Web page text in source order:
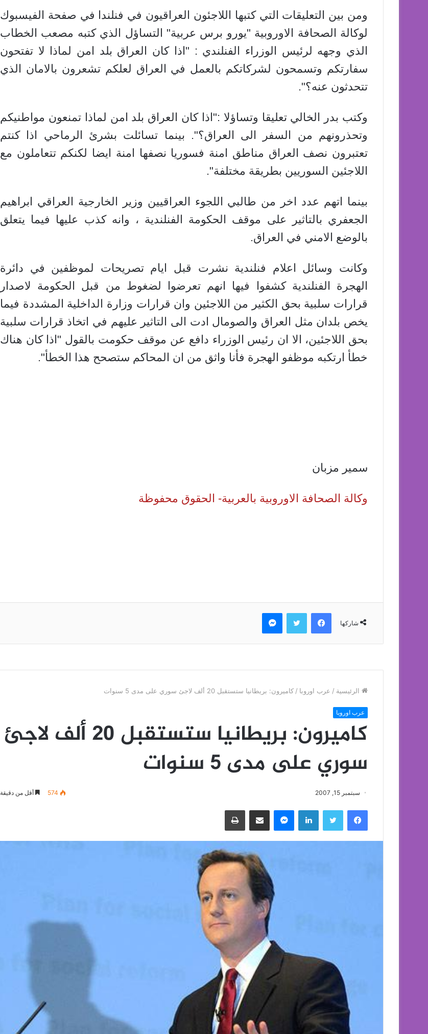
ومن بين التعليقات التي كتبها اللاجئون العراقيون في فنلندا في صفحة الفيسبوك
لوكالة الصحافة الاوروبية "يورو برس عربية" التساؤل الذي كتبه مصعب الخطاب
الذي وجهه لرئيس الوزراء الفنلندي : "اذا كان العراق بلد امن لماذا لا تفتحون
سفارتكم وتسمحون لشركاتكم بالعمل في العراق لعلكم تشعرون بالامان الذي
تتحدثون عنه؟".
وكتب بدر الخالي تعليقا وتساؤلا :"اذا كان العراق بلد امن لماذا تمنعون مواطنيكم
وتحذرونهم من السفر الى العراق؟". بينما تسائلت بشرئ الرماحي اذا كنتم
تعتبرون نصف العراق مناطق امنة فسوريا نصفها امنة ايضا لكنكم تتعاملون مع
اللاجئين السوريين بطريقة مختلفة".
بينما اتهم عدد اخر من طالبي اللجوء العراقيين وزير الخارجية العراقي ابراهيم
الجعفري بالتاثير على موقف الحكومة الفنلندية ، وانه كذب عليها فيما يتعلق
بالوضع الامني في العراق.
وكانت وسائل اعلام فنلندية نشرت قبل ايام تصريحات لموظفين في دائرة
الهجرة الفنلندية كشفوا فيها انهم تعرضوا لضغوط من قبل الحكومة لاصدار
قرارات سلبية بحق الكثير من اللاجئين وان قرارات وزارة الداخلية المشددة فيما
يخص بلدان مثل العراق والصومال ادت الى التاثير عليهم في اتخاذ قرارات سلبية
بحق اللاجئين، الا ان رئيس الوزراء دافع عن موقف حكومت بالقول "اذا كان هناك
خطأ ارتكبه موظفو الهجرة فأنا واثق من ان المحاكم ستصحح هذا الخطأ".
سمير مزبان
وكالة الصحافة الاوروبية بالعربية- الحقوق محفوظة
شاركها
فيسبوك تويتر ماسنجر